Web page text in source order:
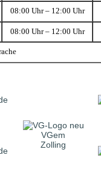
08:00 Uhr – 12:00 Uhr
08:00 Uhr – 12:00 Uhr
VGem
Zolling